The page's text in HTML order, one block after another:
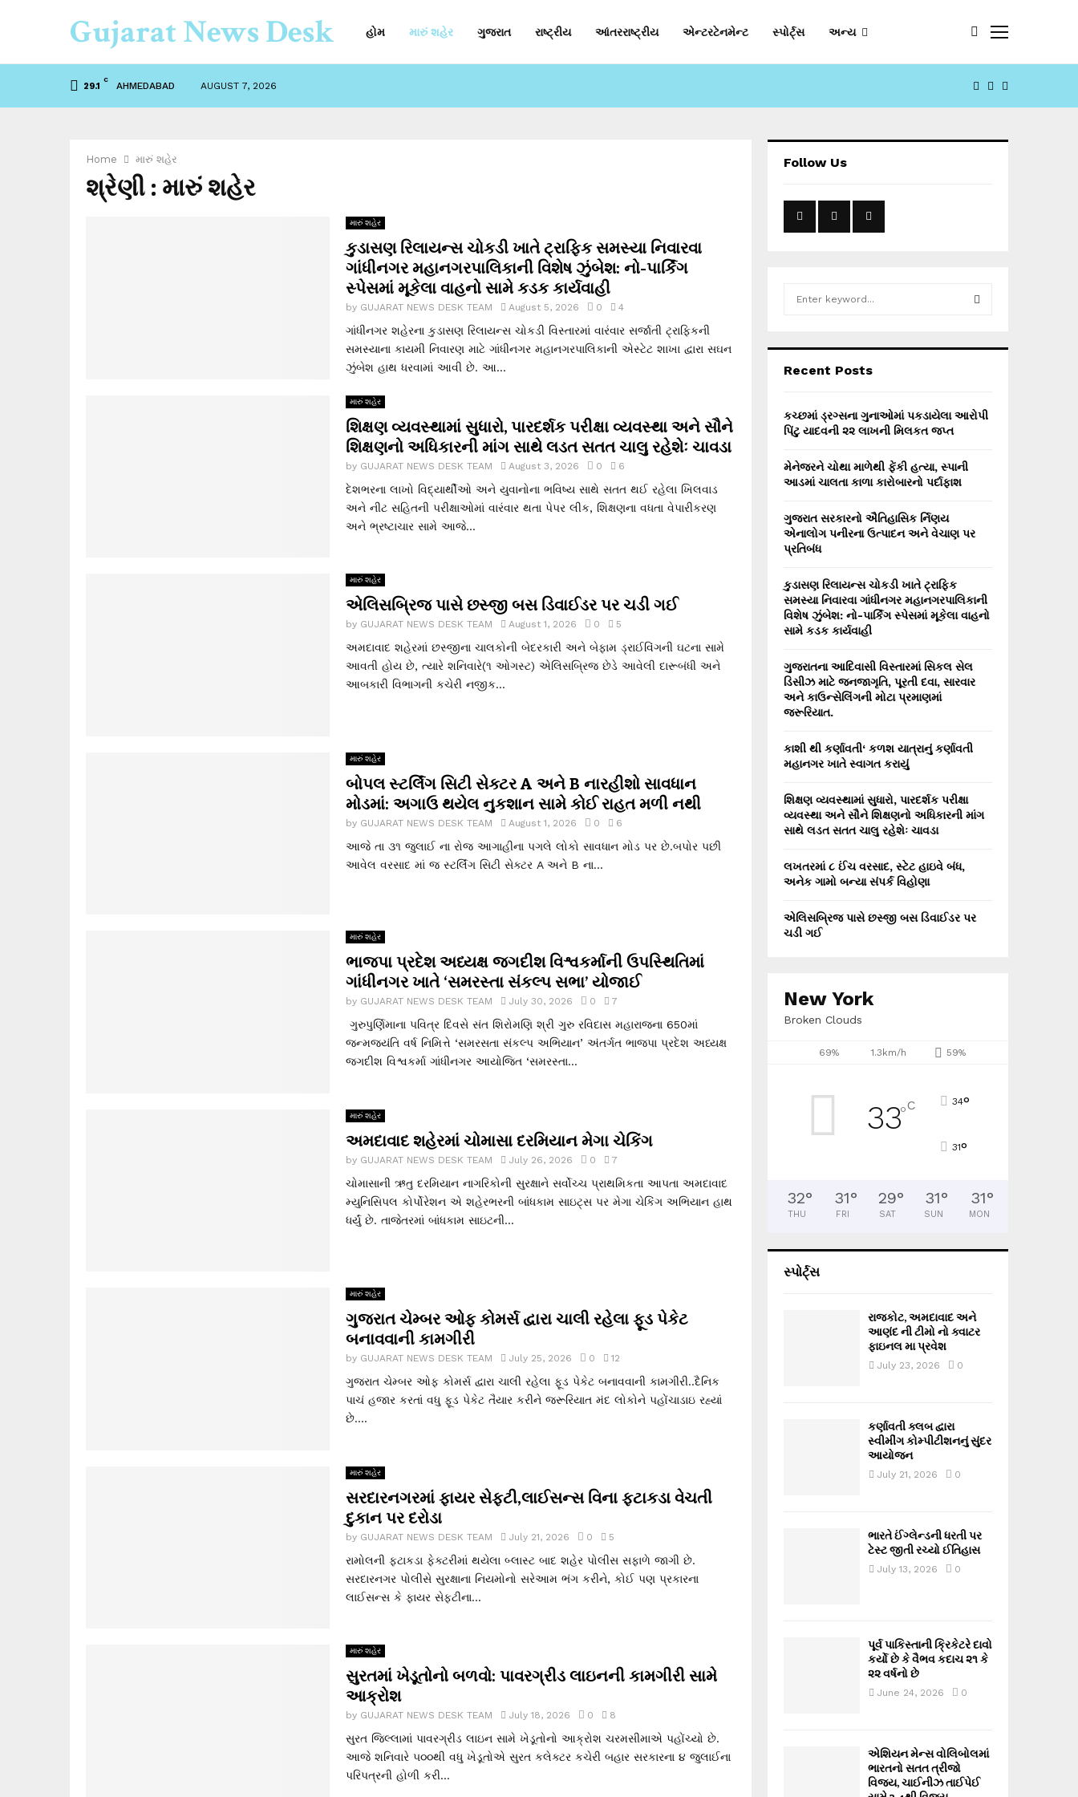
Gujarat News Desk હોમ મારું શહેર ગુજરાત રાષ્ટ્રીય આંતરરાષ્ટ્રીય એન્ટરટેનમેન્ટ સ્પોર્ટ્સ અન્ય
29.1
C
AHMEDABAD AUGUST 7, 2026 FACEBOOK
YOUTUBE
Home મારું શહેર
શ્રેણી : મારું શહેર
મારું શહેર
કુડાસણ રિલાયન્સ ચોકડી ખાતે ટ્રાફિક સમસ્યા નિવારવા
ગાંધીનગર મહાનગરપાલિકાની વિશેષ ઝુંબેશ: નો-પાર્કિંગ
સ્પેસમાં મૂકેલા વાહનો સામે કડક કાર્યવાહી
by GUJARAT NEWS DESK TEAM August 5, 2026 0 4
ગાંધીનગર શહેરના કુડાસણ રિલાયન્સ ચોકડી વિસ્તારમાં વારંવાર સર્જાતી ટ્રાફિકની
સમસ્યાના કાયમી નિવારણ માટે ગાંધીનગર મહાનગરપાલિકાની એસ્ટેટ શાખા દ્વારા સઘન
ઝુંબેશ હાથ ધરવામાં આવી છે. આ...
મારું શહેર
શિક્ષણ વ્યવસ્થામાં સુધારો, પારદર્શક પરીક્ષા વ્યવસ્થા અને સૌને
શિક્ષણનો અધિકારની માંગ સાથે લડત સતત ચાલુ રહેશેઃ ચાવડા
by GUJARAT NEWS DESK TEAM August 3, 2026 0 6
દેશભરના લાખો વિદ્યાર્થીઓ અને યુવાનોના ભવિષ્ય સાથે સતત થઈ રહેલા ખિલવાડ
અને નીટ સહિતની પરીક્ષાઓમાં વારંવાર થતા પેપર લીક, શિક્ષણના વધતા વેપારીકરણ
અને ભ્રષ્ટાચાર સામે આજે...
મારું શહેર
એલિસબ્રિજ પાસે છસ્જી બસ ડિવાઈડર પર ચડી ગઈ
by GUJARAT NEWS DESK TEAM August 1, 2026 0 5
અમદાવાદ શહેરમાં છસ્જીના ચાલકોની બેદરકારી અને બેફામ ડ્રાઈવિંગની ઘટના સામે
આવતી હોય છે, ત્યારે શનિવારે(૧ ઓગસ્ટ) એલિસબ્રિજ છેડે આવેલી દારૂબંધી અને
આબકારી વિભાગની કચેરી નજીક...
મારું શહેર
બોપલ સ્ટર્લિંગ સિટી સેક્ટર A અને B નારહીશો સાવધાન
મોડમાં: અગાઉ થયેલ નુકશાન સામે કોઈ રાહત મળી નથી
by GUJARAT NEWS DESK TEAM August 1, 2026 0 6
આજે તા ૩૧ જુલાઈ ના રોજ આગાહીના પગલે લોકો સાવધાન મોડ પર છે.બપોર પછી
આવેલ વરસાદ માં જ સ્ટર્લિંગ સિટી સેક્ટર A અને B ના...
મારું શહેર
ભાજપા પ્રદેશ અધ્યક્ષ જગદીશ વિશ્વકર્માની ઉપસ્થિતિમાં
ગાંધીનગર ખાતે ‘સમરસ્તા સંકલ્પ સભા’ યોજાઈ
by GUJARAT NEWS DESK TEAM July 30, 2026 0 7
ગુરુપુર્ણિમાના પવિત્ર દિવસે સંત શિરોમણિ શ્રી ગુરુ રવિદાસ મહારાજના 650માં
જન્મજયંતિ વર્ષ નિમિત્તે ‘સમરસતા સંકલ્પ અભિયાન’ અંતર્ગત ભાજપા પ્રદેશ અધ્યક્ષ
જગદીશ વિશ્વકર્મા ગાંધીનગર આયોજિત ‘સમરસ્તા...
મારું શહેર
અમદાવાદ શહેરમાં ચોમાસા દરમિયાન મેગા ચેકિંગ
by GUJARAT NEWS DESK TEAM July 26, 2026 0 7
ચોમાસાની ઋતુ દરમિયાન નાગરિકોની સુરક્ષાને સર્વોચ્ચ પ્રાથમિકતા આપતા અમદાવાદ
મ્યુનિસિપલ કોર્પોરેશન એ શહેરભરની બાંધકામ સાઇટ્સ પર મેગા ચેકિંગ અભિયાન હાથ
ધર્યું છે. તાજેતરમાં બાંધકામ સાઇટની...
મારું શહેર
ગુજરાત ચેમ્બર ઓફ કોમર્સ દ્વારા ચાલી રહેલા ફૂડ પેકેટ
બનાવવાની કામગીરી
by GUJARAT NEWS DESK TEAM July 25, 2026 0 12
ગુજરાત ચેમ્બર ઓફ કોમર્સ દ્વારા ચાલી રહેલા ફૂડ પેકેટ બનાવવાની કામગીરી..દૈનિક
પાચં હજાર કરતાં વધુ ફૂડ પેકેટ તૈયાર કરીને જરૂરિયાત મંદ લોકોને પહોંચાડાઇ રહ્યાં
છે....
મારું શહેર
સરદારનગરમાં ફાયર સેફ્ટી,લાઈસન્સ વિના ફટાકડા વેચતી
દુકાન પર દરોડા
by GUJARAT NEWS DESK TEAM July 21, 2026 0 5
રામોલની ફટાકડા ફેક્ટરીમાં થયેલા બ્લાસ્ટ બાદ શહેર પોલીસ સફાળે જાગી છે.
સરદારનગર પોલીસે સુરક્ષાના નિયમોનો સરેઆમ ભંગ કરીને, કોઈ પણ પ્રકારના
લાઈસન્સ કે ફાયર સેફ્ટીના...
મારું શહેર
સુરતમાં ખેડૂતોનો બળવો: પાવરગ્રીડ લાઇનની કામગીરી સામે
આક્રોશ
by GUJARAT NEWS DESK TEAM July 18, 2026 0 8
સુરત જિલ્લામાં પાવરગ્રીડ લાઇન સામે ખેડૂતોનો આક્રોશ ચરમસીમાએ પહોંચ્યો છે.
આજે શનિવારે ૫૦૦થી વધુ ખેડૂતોએ સુરત કલેક્ટર કચેરી બહાર સરકારના ૪ જુલાઈના
પરિપત્રની હોળી કરી...
Follow Us
h
o
r
Recent Posts
કચ્છમાં ડ્રગ્સના ગુનાઓમાં પકડાયેલા આરોપી
પિંટુ યાદવની ૨૨ લાખની મિલકત જપ્ત
મેનેજરને ચોથા માળેથી ફેંકી હત્યા, સ્પાની
આડમાં ચાલતા કાળા કારોબારનો પર્દાફાશ
ગુજરાત સરકારનો ઐતિહાસિક ર્નિણય
એનાલોગ પનીરના ઉત્પાદન અને વેચાણ પર
પ્રતિબંધ
કુડાસણ રિલાયન્સ ચોકડી ખાતે ટ્રાફિક
સમસ્યા નિવારવા ગાંધીનગર મહાનગરપાલિકાની
વિશેષ ઝુંબેશ: નો-પાર્કિંગ સ્પેસમાં મૂકેલા વાહનો
સામે કડક કાર્યવાહી
ગુજરાતના આદિવાસી વિસ્તારમાં સિકલ સેલ
ડિસીઝ માટે જનજાગૃતિ, પૂરતી દવા, સારવાર
અને કાઉન્સેલિંગની મોટા પ્રમાણમાં
જરૂરિયાત.
કાશી થી કર્ણાવતી‘ કળશ યાત્રાનું કર્ણાવતી
મહાનગર ખાતે સ્વાગત કરાયું
શિક્ષણ વ્યવસ્થામાં સુધારો, પારદર્શક પરીક્ષા
વ્યવસ્થા અને સૌને શિક્ષણનો અધિકારની માંગ
સાથે લડત સતત ચાલુ રહેશેઃ ચાવડા
લખતરમાં ૮ ઈંચ વરસાદ, સ્ટેટ હાઇવે બંધ,
અનેક ગામો બન્યા સંપર્ક વિહોણા
એલિસબ્રિજ પાસે છસ્જી બસ ડિવાઈડર પર
ચડી ગઈ
New York
Broken Clouds
69% 1.3km/h 59%
33°C 34°
31°
32°
THU
31°
FRI
29°
SAT
31°
SUN
31°
MON
સ્પોર્ટ્સ
રાજકોટ, અમદાવાદ અને
આણંદ ની ટીમો નો ક્વાટર
ફાઇનલ મા પ્રવેશ
July 23, 2026 0
કર્ણાવતી ક્લબ દ્વારા
સ્વીમીંગ કોમ્પીટીશનનું સુંદર
આયોજન
July 21, 2026 0
ભારતે ઈંગ્લેન્ડની ધરતી પર
ટેસ્ટ જીતી રચ્યો ઈતિહાસ
July 13, 2026 0
પૂર્વ પાકિસ્તાની ક્રિકેટરે દાવો
કર્યો છે કે વૈભવ કદાચ ૨૧ કે
૨૨ વર્ષનો છે
June 24, 2026 0
એશિયન મેન્સ વોલિબોલમાં
ભારતનો સતત ત્રીજો
વિજય, ચાઈનીઝ તાઈપેઈ